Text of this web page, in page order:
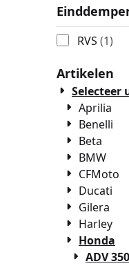
RVS (1)
Artikelen
Selecteer
Aprilia
Benelli
Beta
BMW
CFMoto
Ducati
Gilera
Harley
Honda
ADV 350